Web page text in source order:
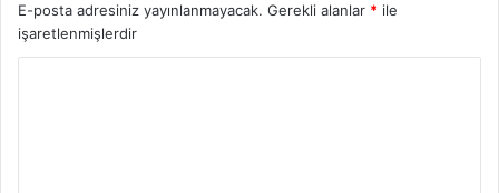
E-posta adresiniz yayınlanmayacak. Gerekli alanlar * ile
işaretlenmişlerdir